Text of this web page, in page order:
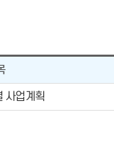
사업계획